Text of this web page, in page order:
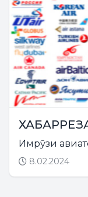
Имрӯзи
8.02.2024